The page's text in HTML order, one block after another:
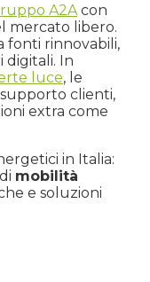
A2A con
mercato libero.
fonti rinnovabili,
digitali. In
luce, le
clienti,
extra come
in Italia:
mobilità
e soluzioni